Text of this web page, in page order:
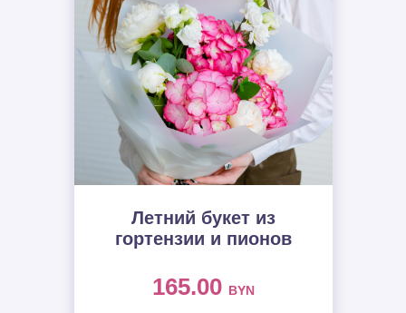
Летний букет из
гортензии и пионов
165.00 BYN